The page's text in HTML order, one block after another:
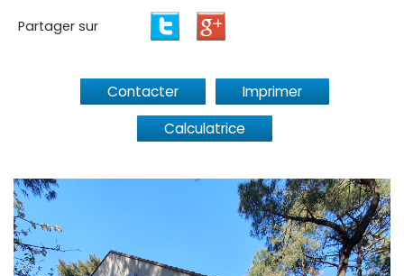
Partager sur
Contacter
Imprimer
Calculatrice